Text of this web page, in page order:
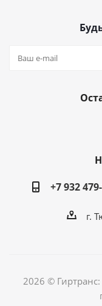
+7 932
г.
2026 ©